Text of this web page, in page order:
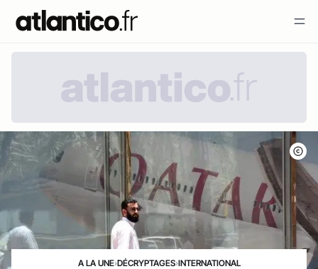
A LA UNE›DÉCRYPTAGES›INTERNATIONAL